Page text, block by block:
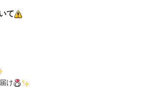
て
け